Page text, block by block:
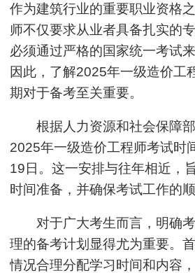
作为建筑行业的重要职业资格
师不仅要求从业者具备扎实的
必须通过严格的国家统一考试
因此，了解2025年一级造价工
期对于备考至关重要。
根据人力资源和社会保障
2025年一级造价工程师考试时
19日 。这一安排与往年相近，
时间准备，并确保考试工作的顺
对于广大考生而言，明确
理的备考计划显得尤为重要。
情况合理分配学习时间和内容